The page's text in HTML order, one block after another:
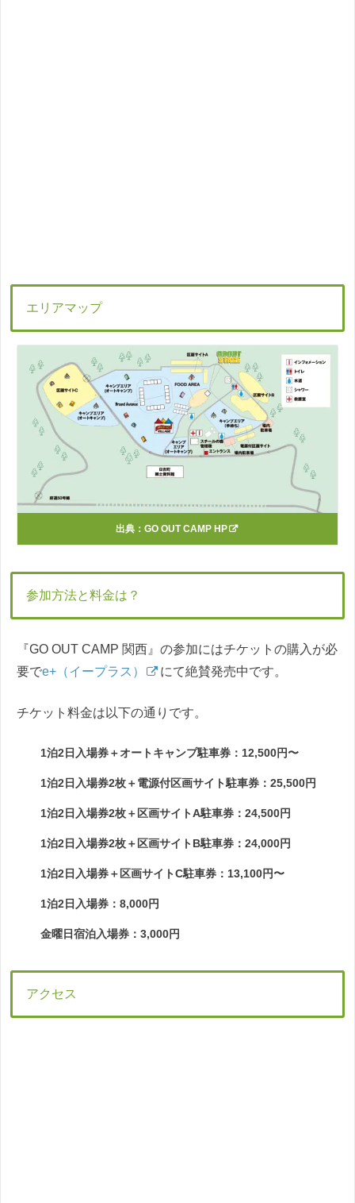
エリアマップ
出典： GO OUT CAMP HP
参加方法と料金は？
『GO OUT CAMP 関西』の参加にはチケットの購入が必
要でe+（イープラス） にて絶賛発売中です。
チケット料金は以下の通りです。
1泊2日入場券＋オートキャンプ駐車券：12,500円〜
1泊2日入場券2枚＋電源付区画サイト駐車券：25,500円
1泊2日入場券2枚＋区画サイトA駐車券：24,500円
1泊2日入場券2枚＋区画サイトB駐車券：24,000円
1泊2日入場券＋区画サイトC駐車券：13,100円〜
1泊2日入場券：8,000円
金曜日宿泊入場券：3,000円
アクセス